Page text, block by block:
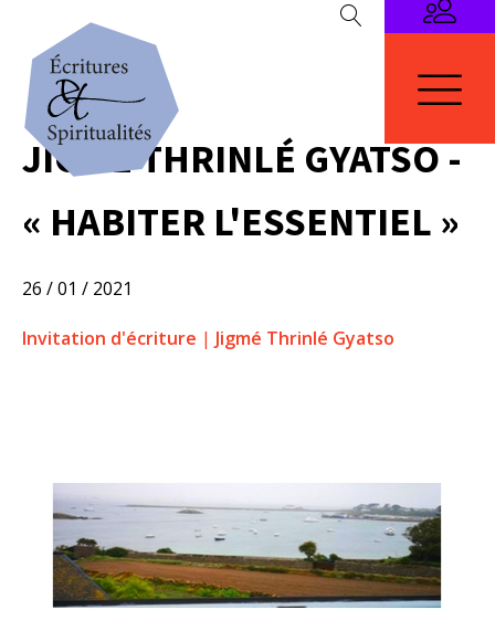
JIGMÉ THRINLÉ GYATSO -
« HABITER L'ESSENTIEL »
26 / 01 / 2021
Invitation d'écriture | Jigmé Thrinlé Gyatso